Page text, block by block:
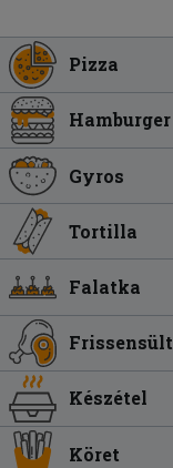
Pizza
Hamburger
Gyros
Tortilla
Falatka
Frissensült
Készétel
Köret